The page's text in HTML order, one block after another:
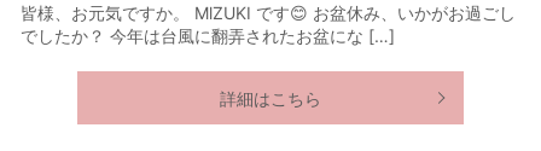
皆様、お元気ですか。 MlZUKI です😊 お盆休み、いかがお過ごし
でしたか？ 今年は台風に翻弄されたお盆にな […]
詳細はこちら